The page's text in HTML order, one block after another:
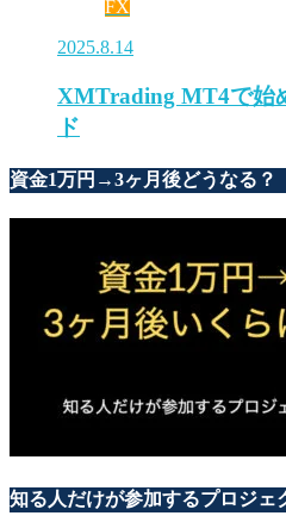
FX
2025.8.14
XMTrading MT4で始
ド
資金1万円→3ヶ月後どうなる？
知る人だけが参加するプロジェ